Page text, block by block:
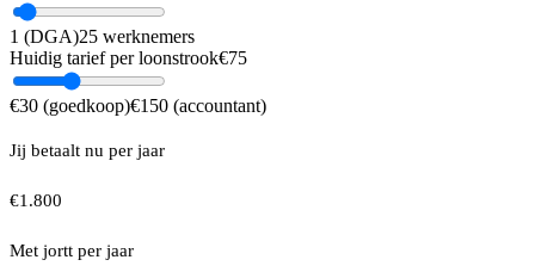
1 (DGA)25 werknemers
Huidig tarief per loonstrook€75
€30 (goedkoop)€150 (accountant)
Jij betaalt nu per jaar
€1.800
Met jortt per jaar